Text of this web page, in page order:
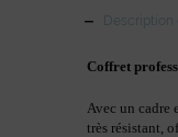
Coffret
Avec un cadre
très résistant,